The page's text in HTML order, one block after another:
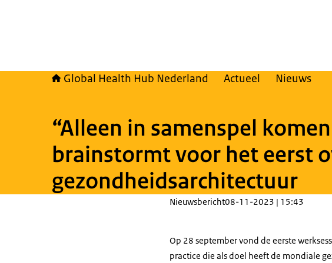
Global Health Hub Nederland Actueel Nieuws
“Alleen in samenspel
brainstormt voor het eerst
gezondheidsarchitectuur
Nieuwsbericht08-11-2023 | 15:43
Op 28 september vond de eerste
practice die als doel heeft de mondiale